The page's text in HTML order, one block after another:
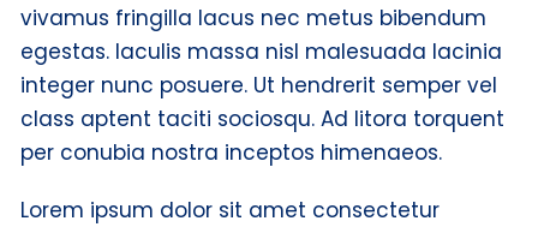
vivamus fringilla lacus nec metus bibendum
egestas. Iaculis massa nisl malesuada lacinia
integer nunc posuere. Ut hendrerit semper vel
class aptent taciti sociosqu. Ad litora torquent
per conubia nostra inceptos himenaeos.
Lorem ipsum dolor sit amet consectetur